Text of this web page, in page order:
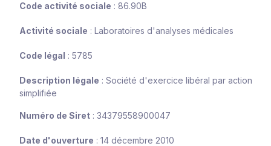
Code activité sociale : 86.90B
Activité sociale : Laboratoires d'analyses médicales
Code légal : 5785
Description légale : Société d'exercice libéral par action
simplifiée
Numéro de Siret : 34379558900047
Date d'ouverture : 14 décembre 2010